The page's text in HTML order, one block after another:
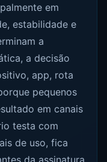
em
estabilidade e
a
a decisão
app, rota
pequenos
em canais
testa com
de uso, fica
da assinatura